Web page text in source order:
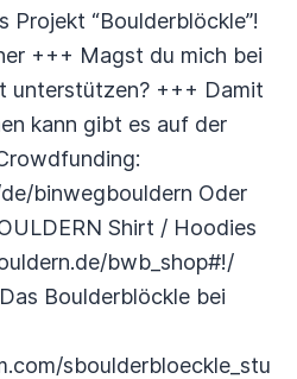
Projekt “Boulderblöckle”!
+++ Magst du mich bei
unterstützen? +++ Damit
kann gibt es auf der
binwegbouldern Oder
Shirt / Hoodies
bwb_shop#!/
Boulderblöckle bei
sboulderbloeckle_stu